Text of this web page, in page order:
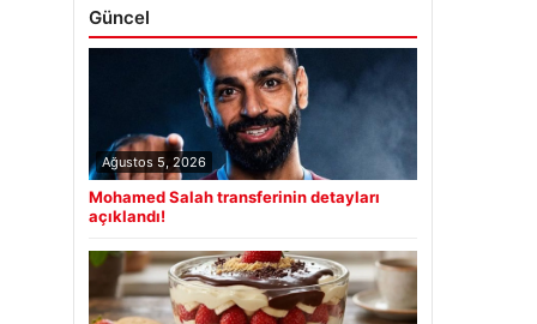
Güncel
Ağustos 5, 2026
Mohamed Salah transferinin detayları
açıklandı!